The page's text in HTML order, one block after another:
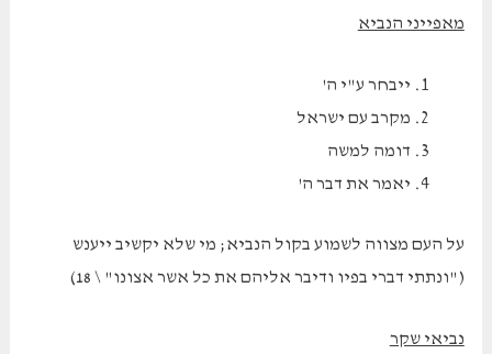
מאפייני הנביא
ייבחר ע"י ה'
מקרב עם ישראל
דומה למשה
יאמר את דבר ה'
על העם מצווה לשמוע בקול הנביא; מי שלא יקשיב ייענש
("ונתתי דברי בפיו ודיבר אליהם את כל אשר אצונו" \ 18)
נביאי שקר